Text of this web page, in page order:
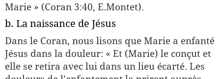
Marie » (Coran 3:40, E.Montet).
b. La naissance de Jésus
Dans le Coran, nous lisons que Marie a enfanté
Jésus dans la douleur: « Et (Marie) le conçut et
elle se retira avec lui dans un lieu écarté. Les